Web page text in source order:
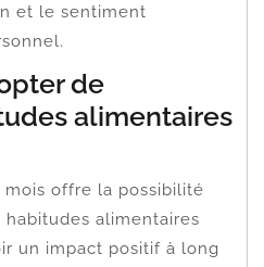
et le sentiment
de
alimentaires
mois offre la possibilité
habitudes alimentaires
un impact positif à long